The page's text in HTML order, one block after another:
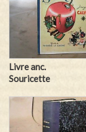
Livre anc.
Souricette